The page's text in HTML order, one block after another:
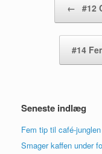
← #12
#14
Seneste indlæg
Fem tip til café-junglen
Smager kaffen under